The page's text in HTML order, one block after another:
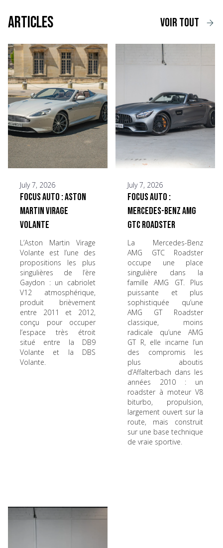
voir tout
Articles
July 7, 2026
Focus Auto : Aston
Martin Virage
Volante
L’Aston Martin Virage
Volante est l’une des
propositions les plus
singulières de l’ère
Gaydon : un cabriolet
V12 atmosphérique,
produit brièvement
entre 2011 et 2012,
conçu pour occuper
l’espace très étroit
situé entre la DB9
Volante et la DBS
Volante.
July 7, 2026
Focus Auto :
Mercedes-Benz AMG
GTC Roadster
La Mercedes-Benz
AMG GTC Roadster
occupe une place
singulière dans la
famille AMG GT. Plus
puissante et plus
sophistiquée qu’une
AMG GT Roadster
classique, moins
radicale qu’une AMG
GT R, elle incarne l’un
des compromis les
plus aboutis
d’Affalterbach dans les
années 2010 : un
roadster à moteur V8
biturbo, propulsion,
largement ouvert sur la
route, mais construit
sur une base technique
de vraie sportive.